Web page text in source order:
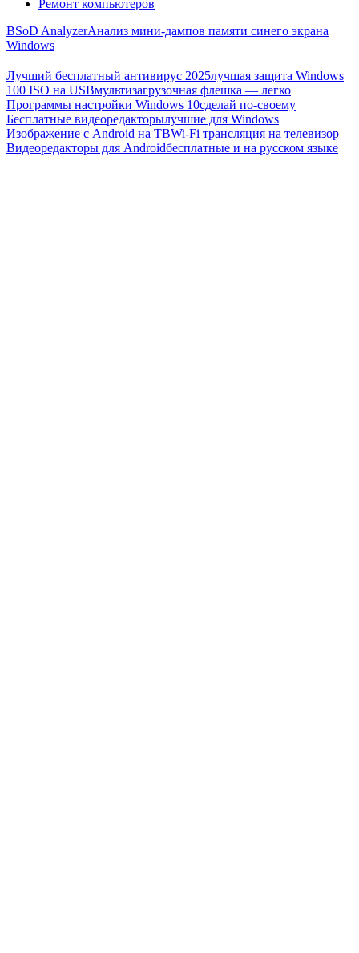
Ремонт компьютеров
BSoD AnalyzerАнализ мини-дампов памяти синего экрана
Windows
Лучший бесплатный антивирус 2025лучшая защита Windows
100 ISO на USBмультизагрузочная флешка — легко
Программы настройки Windows 10сделай по-своему
Бесплатные видеоредакторылучшие для Windows
Изображение с Android на ТВWi-Fi трансляция на телевизор
Видеоредакторы для Androidбесплатные и на русском языке